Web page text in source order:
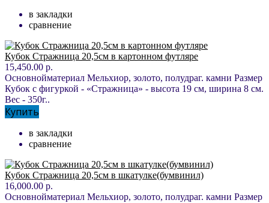
в закладки
сравнение
Кубок Стражница 20,5см в картонном футляре
15,450.00 р.
Основнойматериал Мельхиор, золото, полудраг. камни Размер
Кубок с фигуркой - «Стражница» - высота 19 см, ширина 8 см.
Вес - 350г..
Купить
в закладки
сравнение
Кубок Стражница 20,5см в шкатулке(бумвинил)
16,000.00 р.
Основнойматериал Мельхиор, золото, полудраг. камни Размер